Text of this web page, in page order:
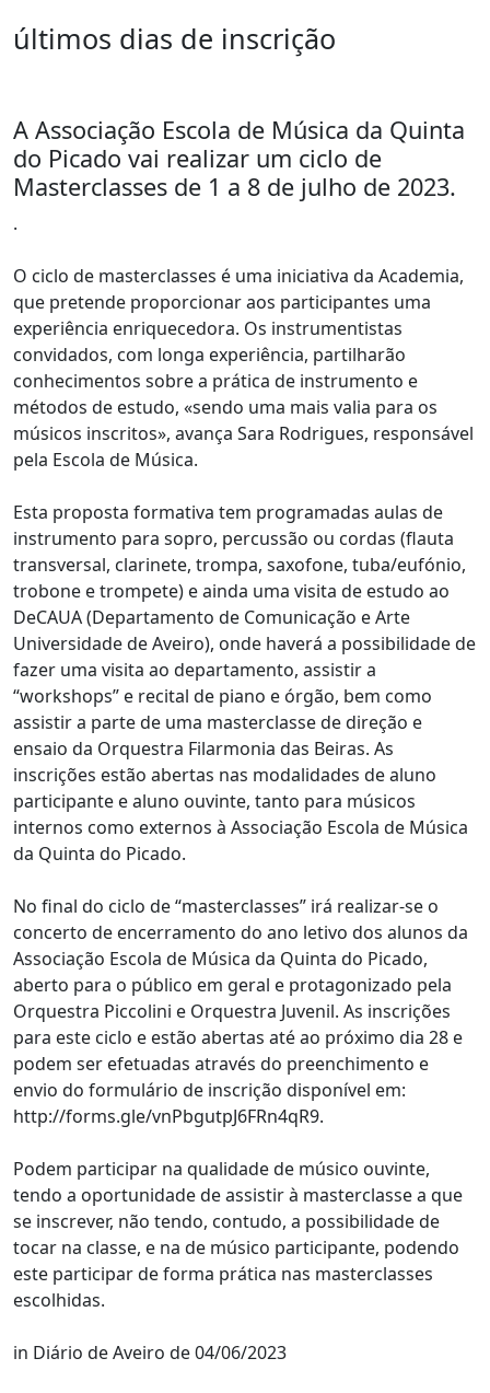
últimos dias de inscrição
A Associação Escola de Música da Quinta
do Picado vai realizar um ciclo de
Masterclasses de 1 a 8 de julho de 2023.
.
O ciclo de masterclasses é uma iniciativa da Academia,
que pretende proporcionar aos participantes uma
experiência enriquecedora. Os instrumentistas
convidados, com longa experiência, partilharão
conhecimentos sobre a prática de instrumento e
métodos de estudo, «sendo uma mais valia para os
músicos inscritos», avança Sara Rodrigues, responsável
pela Escola de Música.
Esta proposta formativa tem programadas aulas de
instrumento para sopro, percussão ou cordas (flauta
transversal, clarinete, trompa, saxofone, tuba/eufónio,
trobone e trompete) e ainda uma visita de estudo ao
DeCAUA (Departamento de Comunicação e Arte
Universidade de Aveiro), onde haverá a possibilidade de
fazer uma visita ao departamento, assistir a
“workshops” e recital de piano e órgão, bem como
assistir a parte de uma masterclasse de direção e
ensaio da Orquestra Filarmonia das Beiras. As
inscrições estão abertas nas modalidades de aluno
participante e aluno ouvinte, tanto para músicos
internos como externos à Associação Escola de Música
da Quinta do Picado.
No final do ciclo de “masterclasses” irá realizar-se o
concerto de encerramento do ano letivo dos alunos da
Associação Escola de Música da Quinta do Picado,
aberto para o público em geral e protagonizado pela
Orquestra Piccolini e Orquestra Juvenil. As inscrições
para este ciclo e estão abertas até ao próximo dia 28 e
podem ser efetuadas através do preenchimento e
envio do formulário de inscrição disponível em:
http://forms.gle/vnPbgutpJ6FRn4qR9.
Podem participar na qualidade de músico ouvinte,
tendo a oportunidade de assistir à masterclasse a que
se inscrever, não tendo, contudo, a possibilidade de
tocar na classe, e na de músico participante, podendo
este participar de forma prática nas masterclasses
escolhidas.
in Diário de Aveiro de 04/06/2023